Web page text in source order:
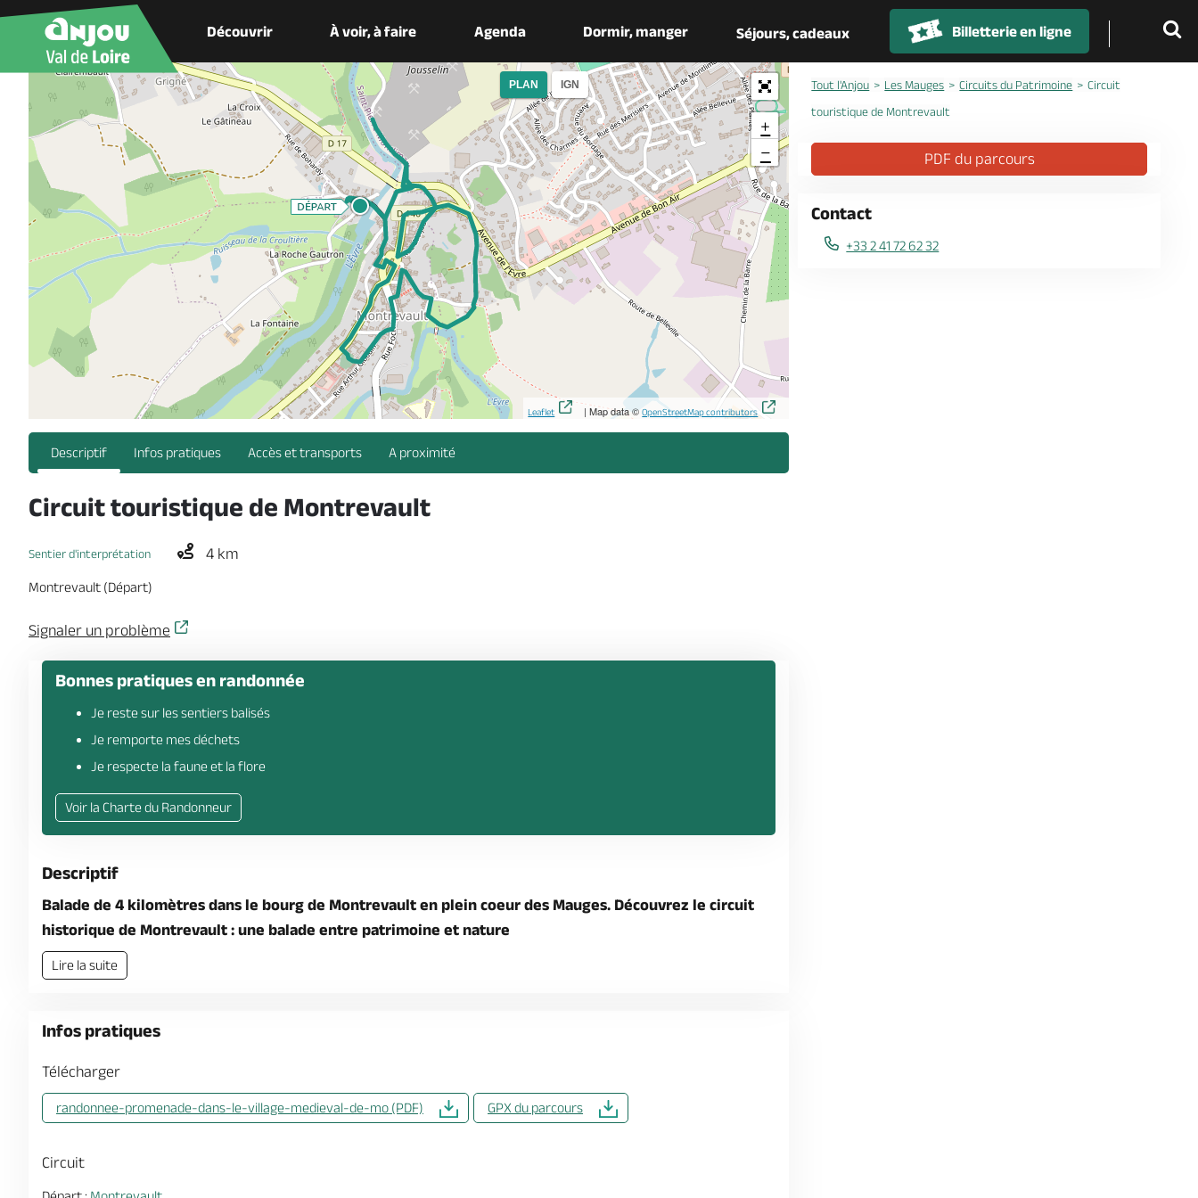
Découvrir À voir, à faire Agenda Dormir, manger Séjours, cadeaux Billetterie en ligne
PLAN IGN
+
−
Leaflet | Map data ©OpenStreetMap contributors
Descriptif Infos pratiques Accès et transports A proximité
Circuit touristique de Montrevault
Sentier d'interprétation 4 km
Montrevault (Départ)
Signaler un problème
Bonnes pratiques en randonnée
Je reste sur les sentiers balisés
Je remporte mes déchets
Je respecte la faune et la flore
Voir la Charte du Randonneur
Descriptif
Balade de 4 kilomètres dans le bourg de Montrevault en plein coeur des Mauges. Découvrez le circuit
historique de Montrevault : une balade entre patrimoine et nature
Lire la suite
Infos pratiques
Télécharger
randonnee-promenade-dans-le-village-medieval-de-mo (PDF) GPX du parcours
Circuit
Tout l'Anjou Les Mauges Circuits du Patrimoine
Circuit
touristique de Montrevault
PDF du parcours
Contact
+33 2 41 72 62 32